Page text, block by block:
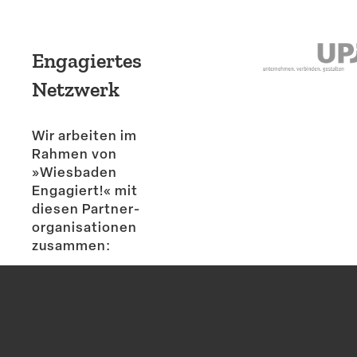
Engagiertes
Netzwerk
Wir arbeiten im
Rahmen von
»Wiesbaden
Engagiert!« mit
diesen Partner­
or­ga­ni­sa­tionen
zusammen: